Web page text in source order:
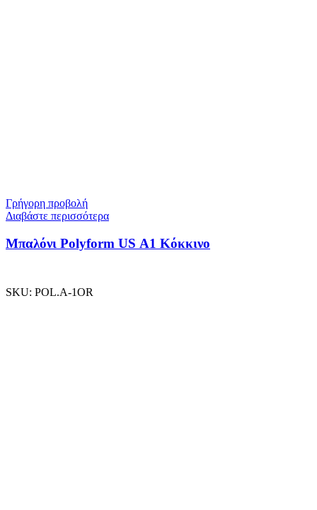
Γρήγορη προβολή
Διαβάστε περισσότερα
Μπαλόνι Polyform US A1 Κόκκινο
SKU: POL.A-1OR